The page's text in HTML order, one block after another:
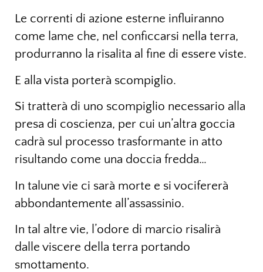
Le correnti di azione esterne influiranno
come lame che, nel conficcarsi nella terra,
produrranno la risalita al fine di essere viste.
E alla vista porterà scompiglio.
Si tratterà di uno scompiglio necessario alla
presa di coscienza, per cui un’altra goccia
cadrà sul processo trasformante in atto
risultando come una doccia fredda…
In talune vie ci sarà morte e si vocifererà
abbondantemente all’assassinio.
In tal altre vie, l’odore di marcio risalirà
dalle viscere della terra portando
smottamento.